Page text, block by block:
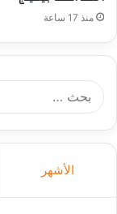
منذ 17 ساعة
الأشهر